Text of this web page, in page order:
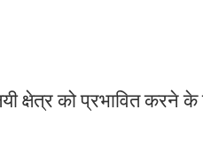
क्षेत्र को प्रभावित करने